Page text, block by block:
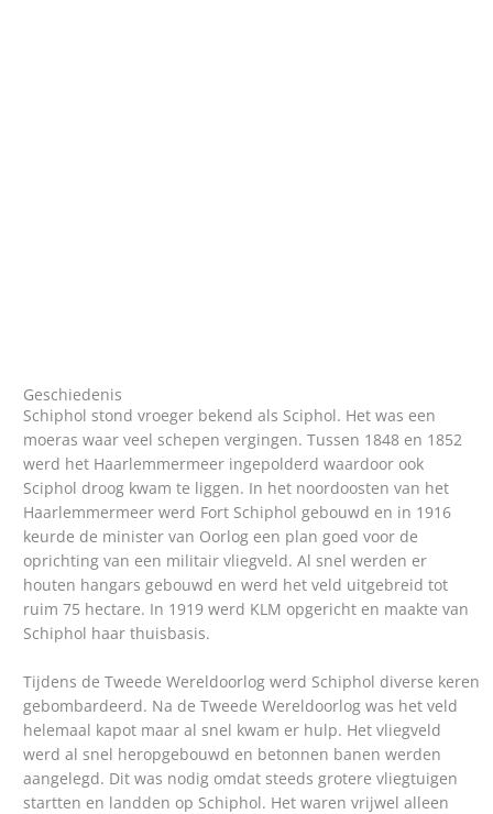
Geschiedenis
Schiphol stond vroeger bekend als Sciphol. Het was een
moeras waar veel schepen vergingen. Tussen 1848 en 1852
werd het Haarlemmermeer ingepolderd waardoor ook
Sciphol droog kwam te liggen. In het noordoosten van het
Haarlemmermeer werd Fort Schiphol gebouwd en in 1916
keurde de minister van Oorlog een plan goed voor de
oprichting van een militair vliegveld. Al snel werden er
houten hangars gebouwd en werd het veld uitgebreid tot
ruim 75 hectare. In 1919 werd KLM opgericht en maakte van
Schiphol haar thuisbasis.
Tijdens de Tweede Wereldoorlog werd Schiphol diverse keren
gebombardeerd. Na de Tweede Wereldoorlog was het veld
helemaal kapot maar al snel kwam er hulp. Het vliegveld
werd al snel heropgebouwd en betonnen banen werden
aangelegd. Dit was nodig omdat steeds grotere vliegtuigen
startten en landden op Schiphol. Het waren vrijwel alleen